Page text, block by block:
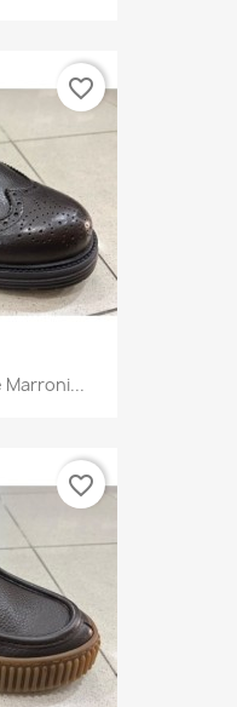
Marroni...
favorite_border
favorite_border